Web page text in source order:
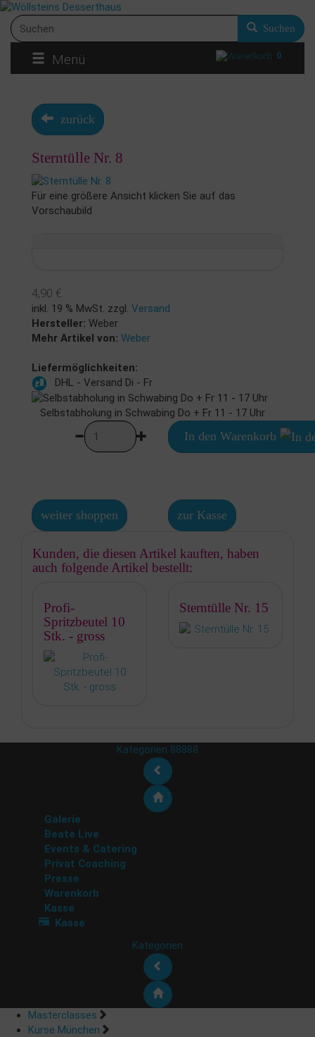
Suchen
Menü 0
zurück
Sterntülle Nr. 8
Für eine größere Ansicht klicken Sie auf das
Vorschaubild
4,90 €
inkl. 19 % MwSt. zzgl. Versand
Hersteller: Weber
Mehr Artikel von: Weber
Liefermöglichkeiten:
DHL - Versand Di - Fr
Selbstabholung in Schwabing Do + Fr 11 - 17 Uhr
In den Warenkorb
weiter shoppen zur Kasse
Kunden, die diesen Artikel kauften, haben
auch folgende Artikel bestellt:
Profi-
Spritzbeutel 10
Stk. - gross
Sterntülle Nr. 15
Kategorien 88888
Galerie
Beate Live
Events & Catering
Privat Coaching
Presse
Warenkorb
Kasse
Kasse
Kategorien
Masterclasses
Kurse München